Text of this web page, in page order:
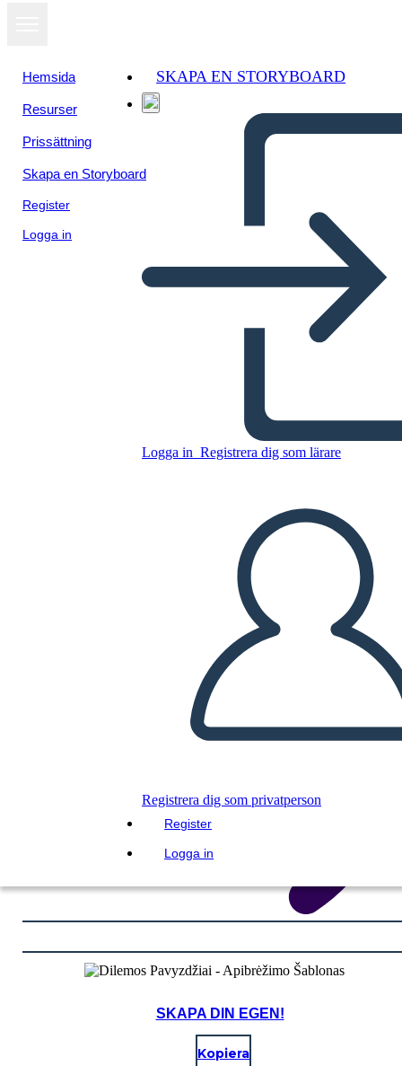
Hemsida
Resurser
Prissättning
Skapa en Storyboard
Register
Logga in
SKAPA EN STORYBOARD
Logga in Registrera dig som lärare
Registrera dig som privatperson
Register
Logga in
Kopiera denna storyboard
SPELA UPP BILDSPEL
LÄS FÖR MIG
SKAPA DIN EGEN!
Kopiera